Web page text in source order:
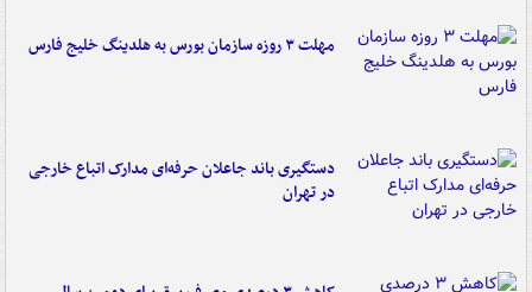
مهلت ۳ روزه سازمان بورس به هلدینگ خلیج فارس
دستگیری باند جاعلان حرفه‌ای مدارک اتباع خارجی
در تهران